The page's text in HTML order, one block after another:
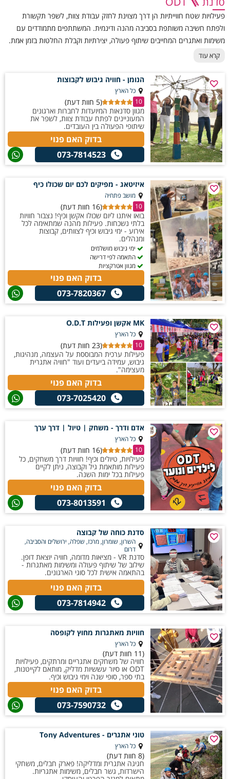
פעילויות שטח חווייתיות הן דרך מצוינת לחזק עבודת צוות, לשפר תקשורת
ולפתח חשיבה משותפת בסביבה מהנה ודינמית. המשתתפים מתמודדים עם
משימות ואתגרים המחייבים שיתוף פעולה, יצירתיות וקבלת החלטות בזמן אמת.
בכל גודל וניתנת להתאמה למטרות שונות, החל מגיבוש צוותים ועד פיתוח
מנהיגות ושיפור מיומנויות תקשורת, תוך שילוב חוויה מהנה ובלתי נשכחת.
קרא עוד
הנומן - חוויה גיבוש לקבוצות
כל הארץ
10
(5 חוות דעת)
מגוון סדנאות המיועדות לחברות וארגונים
המעוניינים לפתח עבודת צוות, לשפר את
שיתופי הפעולה בין העובדים.
בדוק האם פנוי
073-7814523
איזיטאג - מפיקים לכם יום שכולו כיף
מושב פתחיה
10
(16 חוות דעת)
בואו איתנו ליום שכולו אקשן וכיף! נצבור חוויות
בלתי נשכחות. פעילות מהנה שמתאימה לכל
אירוע - ימי גיבוש וכיף לצוותים, קבוצות
ומנהלים.
ימי גיבוש מושלמים
התאמה לפי דרישה
מגוון אטרקציות
בדוק האם פנוי
073-7820367
MK אקשן ופעילות O.D.T
כל הארץ
10
(23 חוות דעת)
פעילות ערכית המבוססת על העצמה, מנהיגות,
גיבוש, עמידה ביעדים ועוד "חוויה אתגרית
מעצימה".
בדוק האם פנוי
073-7025420
אדם ודרך - משחק | טיול | דרך ערך
כל הארץ
10
(16 חוות דעת)
פעילויות, טיולים וכיף! חוויות דרך משחקים, כל
פעילות מותאמת גיל וקבוצה, ניתן לקיים
פעילות בכל ימות השנה.
בדוק האם פנוי
073-8013591
סדנת כוחה של קבוצה
השרון, שומרון, מרכז, שפלה, ירושלים והסביבה,
דרום
סדנת VR - מציאות מדומה, חוויה יוצאת דופן.
שילוב של שיתוף פעולה ומשימות מאתגרות -
בהתאמה אישית לכל סוגי הארגונים.
בדוק האם פנוי
073-7814942
חוויות מאתגרות מחוץ לקופסה
כל הארץ
(11 חוות דעת)
חוויה של משחקים אתגריים ומרתקים, פעילויות
ODT או סיור עששיות מדליק, מותאם לקייטנות,
בתי ספר, סופי שנה וימי גיבוש וכיף.
בדוק האם פנוי
073-7590732
טוני אתגרים - Tony Adventures
כל הארץ
(8 חוות דעת)
חגיגה אתגרית ומדליקה! פארק חבלים, משחקי
הישרדות, גשר חבלים, משימות אתגריות.